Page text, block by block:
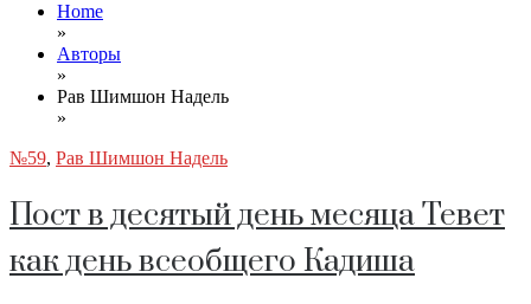
Home
»
Авторы
»
Рав Шимшон Надель
»
№59, Рав Шимшон Надель
Пост в десятый день месяца Тевет
как день всеобщего Кадиша